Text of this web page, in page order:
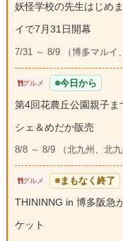
妖怪学校の先生はじめ
イで7月31日開幕
7/31 ～ 8/9 （博多マルイ
グルメ 今日から
第4回花農丘公園親子
シェ＆めだか販売
8/8 ～ 8/9 （北九州、北九
グルメ まもなく終了
THININNG in 博多阪急
ケット